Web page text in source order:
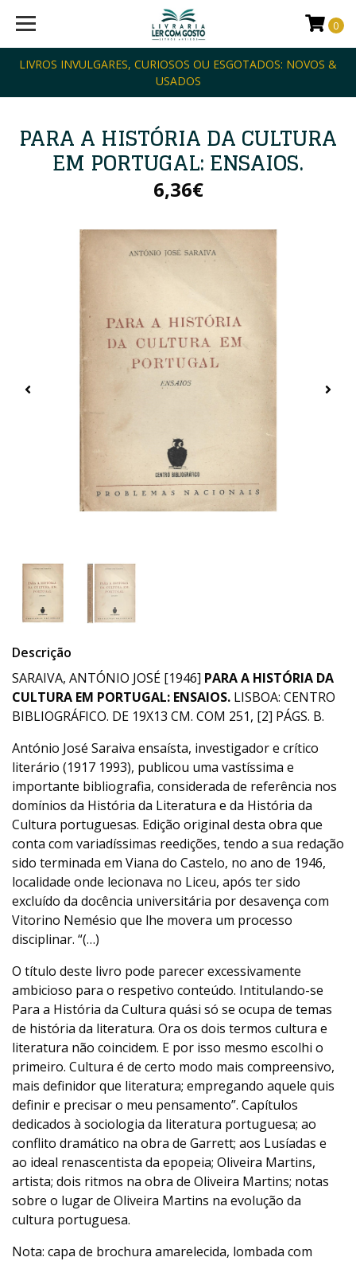
LIVROS INVULGARES, CURIOSOS OU ESGOTADOS: NOVOS &
USADOS
0
PARA A HISTÓRIA DA CULTURA
EM PORTUGAL: ENSAIOS.
6,36€
Descrição
SARAIVA, ANTÓNIO JOSÉ [1946] PARA A HISTÓRIA DA
CULTURA EM PORTUGAL: ENSAIOS. LISBOA: CENTRO
BIBLIOGRÁFICO. DE 19X13 CM. COM 251, [2] PÁGS. B.
António José Saraiva ensaísta, investigador e crítico
literário (1917 1993), publicou uma vastíssima e
importante bibliografia, considerada de referência nos
domínios da História da Literatura e da História da
Cultura portuguesas. Edição original desta obra que
conta com variadíssimas reedições, tendo a sua redação
sido terminada em Viana do Castelo, no ano de 1946,
localidade onde lecionava no Liceu, após ter sido
excluído da docência universitária por desavença com
Vitorino Nemésio que lhe movera um processo
disciplinar. “(…)
O título deste livro pode parecer excessivamente
ambicioso para o respetivo conteúdo. Intitulando-se
Para a História da Cultura quási só se ocupa de temas
de história da literatura. Ora os dois termos cultura e
literatura não coincidem. E por isso mesmo escolhi o
primeiro. Cultura é de certo modo mais compreensivo,
mais definidor que literatura; empregando aquele quis
definir e precisar o meu pensamento”. Capítulos
dedicados à sociologia da literatura portuguesa; ao
conflito dramático na obra de Garrett; aos Lusíadas e
ao ideal renascentista da epopeia; Oliveira Martins,
artista; dois ritmos na obra de Oliveira Martins; notas
sobre o lugar de Oliveira Martins na evolução da
cultura portuguesa.
Nota: capa de brochura amarelecida, lombada com